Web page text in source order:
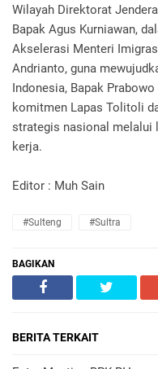
Wilayah Direktorat
Bapak Agus Kurniawan,
Akselerasi Menteri
Andrianto, guna
Indonesia, Bapak
komitmen Lapas Tolitoli
strategis nasional melalui
kerja.
Editor : Muh Sain
#Sulteng #Sultra
BAGIKAN
BERITA TERKAIT